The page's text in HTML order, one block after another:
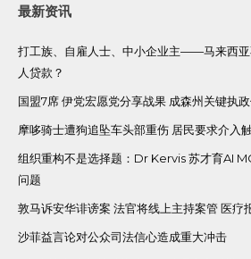
最新资讯
打工族、自雇人士、中小企业主——马来西
人贷款？
国盟7席 伊党宏愿党分享战果 成森州关键执
摩哆骑士遭狗追坠车头部重伤 居民要求介入
组织重构不是选择题：Dr Kervis 苏才育AI
问题
敦马诉安华诽谤案 法官将线上主持案管 医疗
沙菲益言论对公众司法信心造成重大冲击